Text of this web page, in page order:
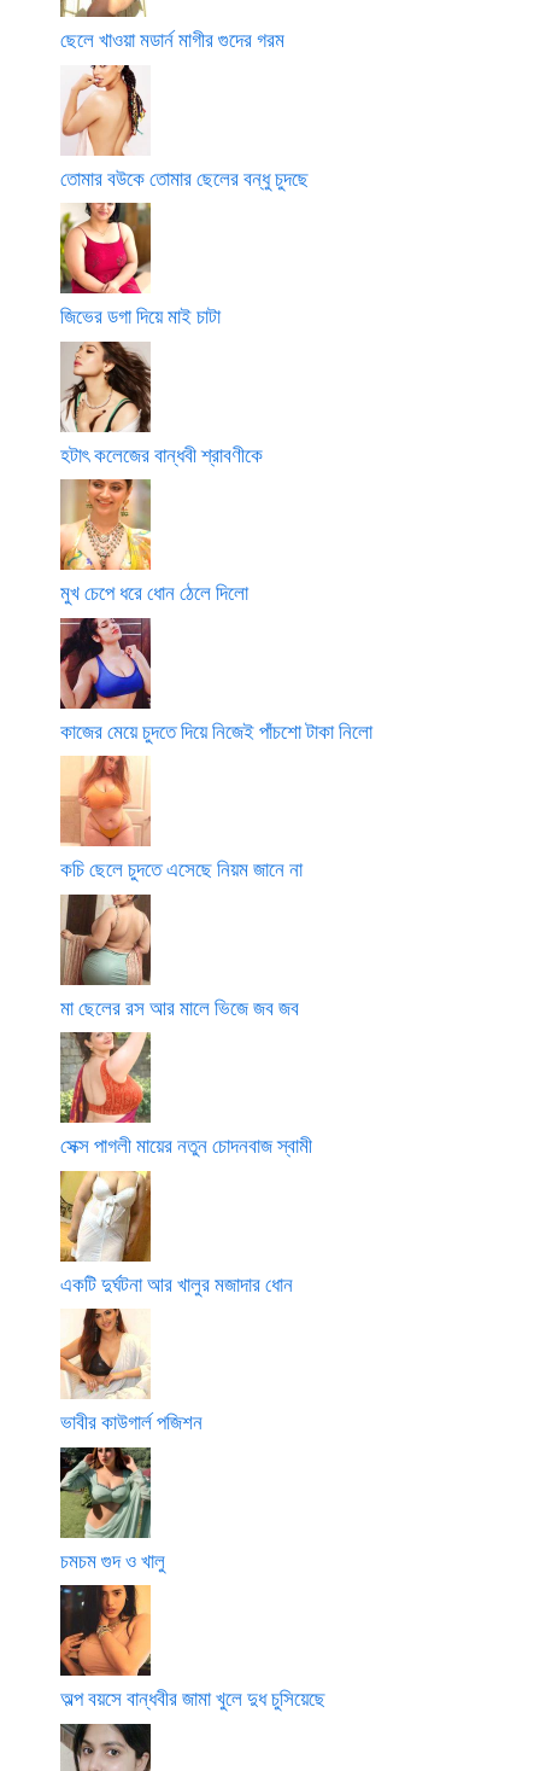
ছেলে খাওয়া মডার্ন মাগীর গুদের গরম
তোমার বউকে তোমার ছেলের বন্ধু চুদছে
জিভের ডগা দিয়ে মাই চাটা
হটাৎ কলেজের বান্ধবী শ্রাবণীকে
মুখ চেপে ধরে ধোন ঠেলে দিলো
কাজের মেয়ে চুদতে দিয়ে নিজেই পাঁচশো টাকা নিলো
কচি ছেলে চুদতে এসেছে নিয়ম জানে না
মা ছেলের রস আর মালে ভিজে জব জব
সেক্স পাগলী মায়ের নতুন চোদনবাজ স্বামী
একটি দুর্ঘটনা আর খালুর মজাদার ধোন
ভাবীর কাউগার্ল পজিশন
চমচম গুদ ও খালু
অল্প বয়সে বান্ধবীর জামা খুলে দুধ চুসিয়েছে